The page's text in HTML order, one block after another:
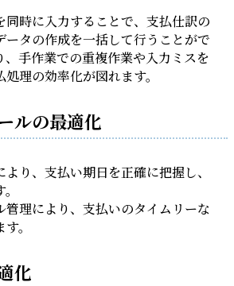
同時に入力することで、支払仕訳の
ータの作成を一括して行うことがで
、手作業での重複作業や入力ミスを
理の効率化が図れます。
ルの最適化
り、支払い期日を正確に把握し、
管理により、支払いのタイムリーな
す。
化